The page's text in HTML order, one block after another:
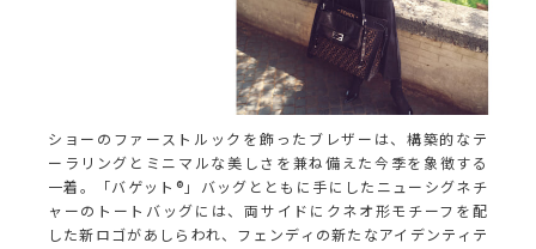
ショーのファーストルックを飾ったブレザーは、構築的なテ
ーラリングとミニマルな美しさを兼ね備えた今季を象徴する
一着。「バゲット®」バッグとともに手にしたニューシグネチ
ャーのトートバッグには、両サイドにクネオ形モチーフを配
した新ロゴがあしらわれ、フェンディの新たなアイデンティテ